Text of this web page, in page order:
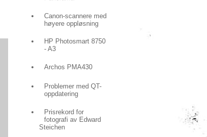
Canon-scannere med
høyere oppløsning
HP Photosmart 8750
- A3
Archos PMA430
Problemer med QT-
oppdatering
Prisrekord for
fotografi av Edward
Steichen